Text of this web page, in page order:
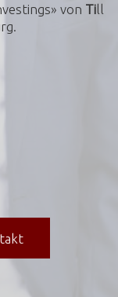
von Till